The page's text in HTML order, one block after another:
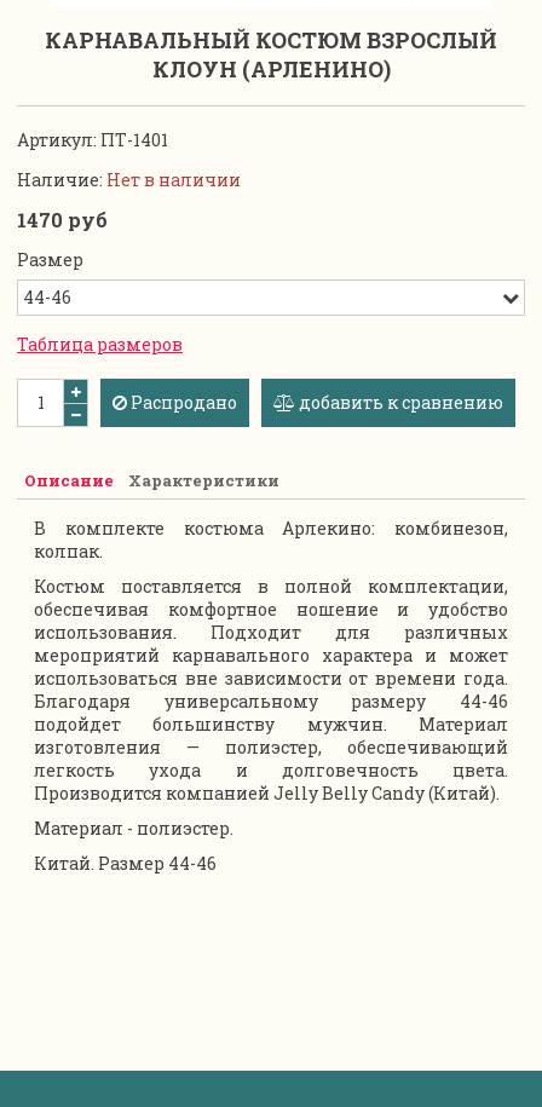
КАРНАВАЛЬНЫЙ КОСТЮМ ВЗРОСЛЫЙ
КЛОУН (АРЛЕНИНО)
Артикул: ПТ-1401
Наличие: Нет в наличии
1470 руб
Размер
Таблица размеров
Распродано добавить к сравнению
Описание Характеристики
В комплекте костюма Арлекино: комбинезон,
колпак.
Костюм поставляется в полной комплектации,
обеспечивая комфортное ношение и удобство
использования. Подходит для различных
мероприятий карнавального характера и может
использоваться вне зависимости от времени года.
Благодаря универсальному размеру 44-46
подойдет большинству мужчин. Материал
изготовления — полиэстер, обеспечивающий
легкость ухода и долговечность цвета.
Производится компанией Jelly Belly Candy (Китай).
Материал - полиэстер.
Китай. Размер 44-46